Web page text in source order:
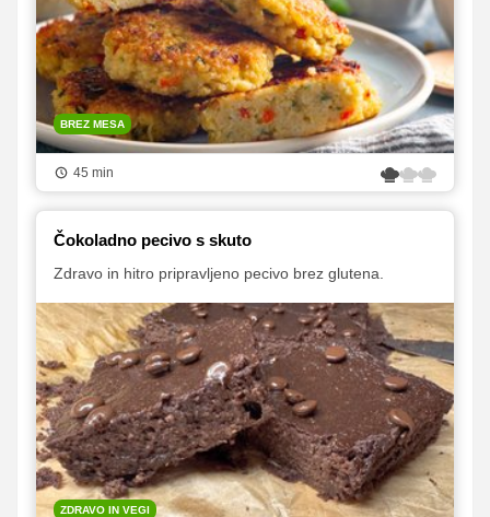
BREZ MESA
45 min
Čokoladno pecivo s skuto
Zdravo in hitro pripravljeno pecivo brez glutena.
ZDRAVO IN VEGI